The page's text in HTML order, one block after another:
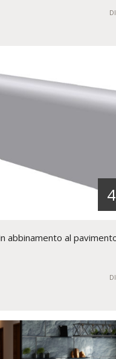
abbinamento al